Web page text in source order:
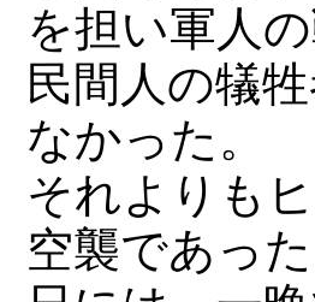
を担い軍人
民間人の犠
なかった。
それよりも
空襲であっ